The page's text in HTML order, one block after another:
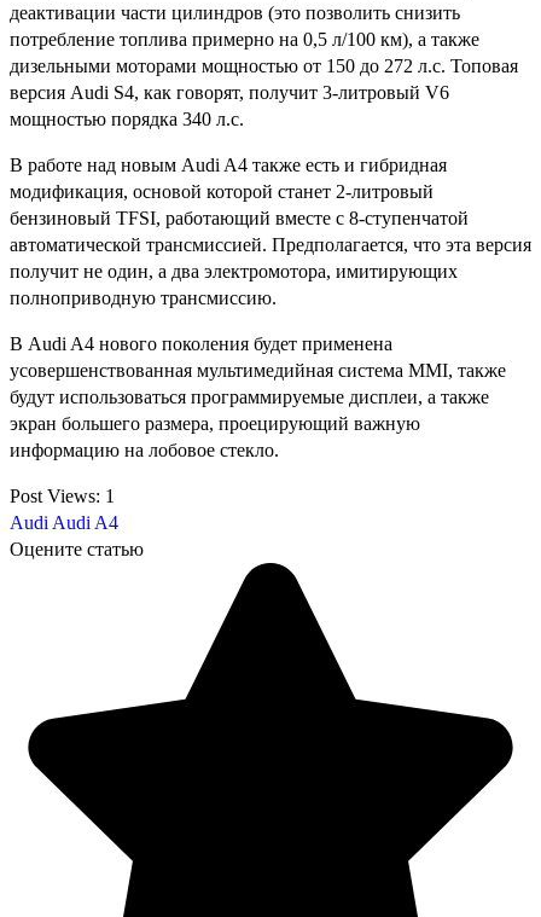
деактивации части цилиндров (это позволить снизить
потребление топлива примерно на 0,5 л/100 км), а также
дизельными моторами мощностью от 150 до 272 л.с. Топовая
версия Audi S4, как говорят, получит 3-литровый V6
мощностью порядка 340 л.с.
В работе над новым Audi A4 также есть и гибридная
модификация, основой которой станет 2-литровый
бензиновый TFSI, работающий вместе с 8-ступенчатой
автоматической трансмиссией. Предполагается, что эта версия
получит не один, а два электромотора, имитирующих
полноприводную трансмиссию.
В Audi A4 нового поколения будет применена
усовершенствованная мультимедийная система MMI, также
будут использоваться программируемые дисплеи, а также
экран большего размера, проецирующий важную
информацию на лобовое стекло.
Post Views: 1
Audi Audi A4
Оцените статью